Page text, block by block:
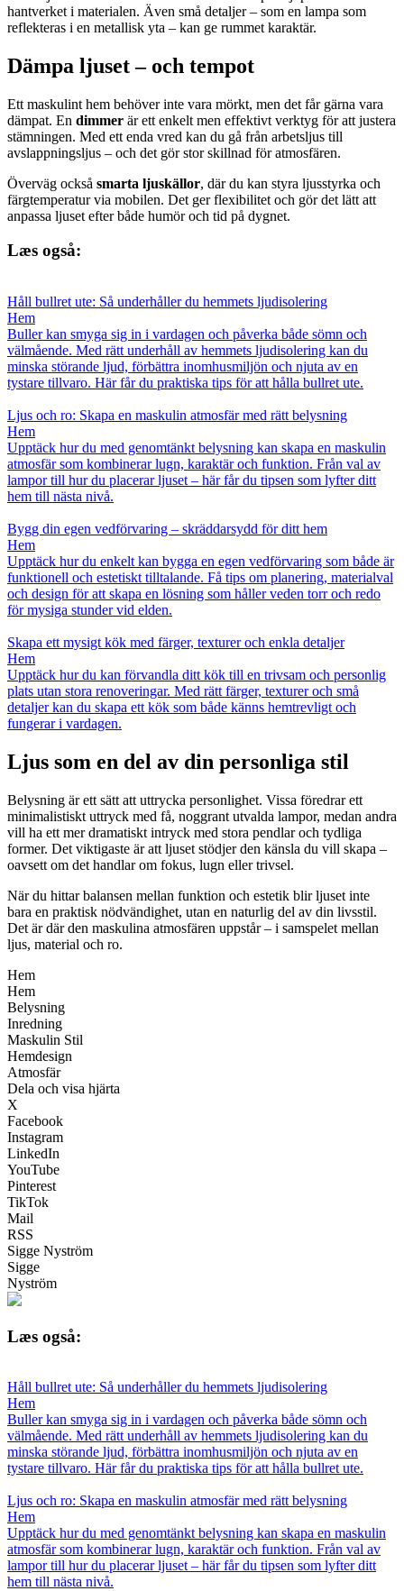
hantverket i materialen. Även små detaljer – som en lampa som
reflekteras i en metallisk yta – kan ge rummet karaktär.
Dämpa ljuset – och tempot
Ett maskulint hem behöver inte vara mörkt, men det får gärna vara
dämpat. En dimmer är ett enkelt men effektivt verktyg för att justera
stämningen. Med ett enda vred kan du gå från arbetsljus till
avslappningsljus – och det gör stor skillnad för atmosfären.
Överväg också smarta ljuskällor, där du kan styra ljusstyrka och
färgtemperatur via mobilen. Det ger flexibilitet och gör det lätt att
anpassa ljuset efter både humör och tid på dygnet.
Læs også:
Håll bullret ute: Så underhåller du hemmets ljudisolering
Hem
Buller kan smyga sig in i vardagen och påverka både sömn och
välmående. Med rätt underhåll av hemmets ljudisolering kan du
minska störande ljud, förbättra inomhusmiljön och njuta av en
tystare tillvaro. Här får du praktiska tips för att hålla bullret ute.
Ljus och ro: Skapa en maskulin atmosfär med rätt belysning
Hem
Upptäck hur du med genomtänkt belysning kan skapa en maskulin
atmosfär som kombinerar lugn, karaktär och funktion. Från val av
lampor till hur du placerar ljuset – här får du tipsen som lyfter ditt
hem till nästa nivå.
Bygg din egen vedförvaring – skräddarsydd för ditt hem
Hem
Upptäck hur du enkelt kan bygga en egen vedförvaring som både är
funktionell och estetiskt tilltalande. Få tips om planering, materialval
och design för att skapa en lösning som håller veden torr och redo
för mysiga stunder vid elden.
Skapa ett mysigt kök med färger, texturer och enkla detaljer
Hem
Upptäck hur du kan förvandla ditt kök till en trivsam och personlig
plats utan stora renoveringar. Med rätt färger, texturer och små
detaljer kan du skapa ett kök som både känns hemtrevligt och
fungerar i vardagen.
Ljus som en del av din personliga stil
Belysning är ett sätt att uttrycka personlighet. Vissa föredrar ett
minimalistiskt uttryck med få, noggrant utvalda lampor, medan andra
vill ha ett mer dramatiskt intryck med stora pendlar och tydliga
former. Det viktigaste är att ljuset stödjer den känsla du vill skapa –
oavsett om det handlar om fokus, lugn eller trivsel.
När du hittar balansen mellan funktion och estetik blir ljuset inte
bara en praktisk nödvändighet, utan en naturlig del av din livsstil.
Det är där den maskulina atmosfären uppstår – i samspelet mellan
ljus, material och ro.
Hem
Hem
Belysning
Inredning
Maskulin Stil
Hemdesign
Atmosfär
Dela och visa hjärta
X
Facebook
Instagram
LinkedIn
YouTube
Pinterest
TikTok
Mail
RSS
Sigge Nyström
Sigge
Nyström
Læs også:
Håll bullret ute: Så underhåller du hemmets ljudisolering
Hem
Buller kan smyga sig in i vardagen och påverka både sömn och
välmående. Med rätt underhåll av hemmets ljudisolering kan du
minska störande ljud, förbättra inomhusmiljön och njuta av en
tystare tillvaro. Här får du praktiska tips för att hålla bullret ute.
Ljus och ro: Skapa en maskulin atmosfär med rätt belysning
Hem
Upptäck hur du med genomtänkt belysning kan skapa en maskulin
atmosfär som kombinerar lugn, karaktär och funktion. Från val av
lampor till hur du placerar ljuset – här får du tipsen som lyfter ditt
hem till nästa nivå.